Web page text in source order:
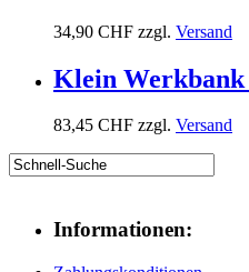
34,90 CHF zzgl. Versand
Klein Werkbank
83,45 CHF zzgl. Versand
Informationen: